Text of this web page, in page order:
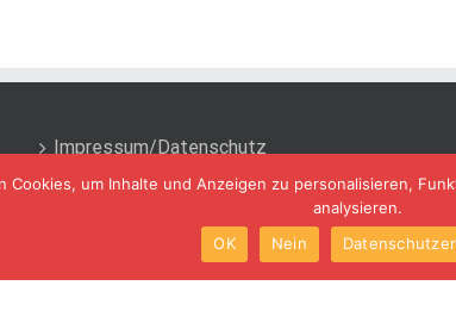
Impressum/Datenschutz
Kontakt
Cookies, um Inhalte und Anzeigen zu personalisieren,
analysieren.
OK
Nein